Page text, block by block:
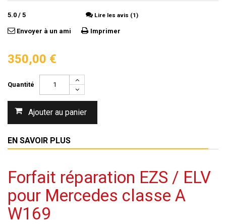
5.0 / 5 Lire les avis (1)
Envoyer à un ami Imprimer
350,00 €
Quantité
Ajouter au panier
EN SAVOIR PLUS
Forfait réparation EZS / ELV
pour Mercedes classe A
W169